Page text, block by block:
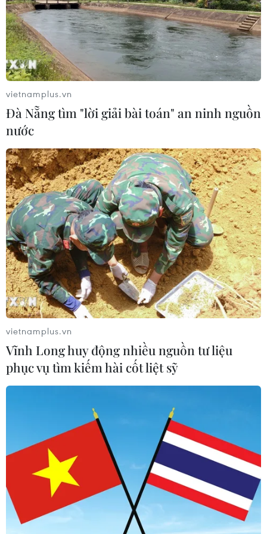
vietnamplus.vn
Đà Nẵng tìm "lời giải bài toán" an ninh nguồn
nước
vietnamplus.vn
Vĩnh Long huy động nhiều nguồn tư liệu
phục vụ tìm kiếm hài cốt liệt sỹ